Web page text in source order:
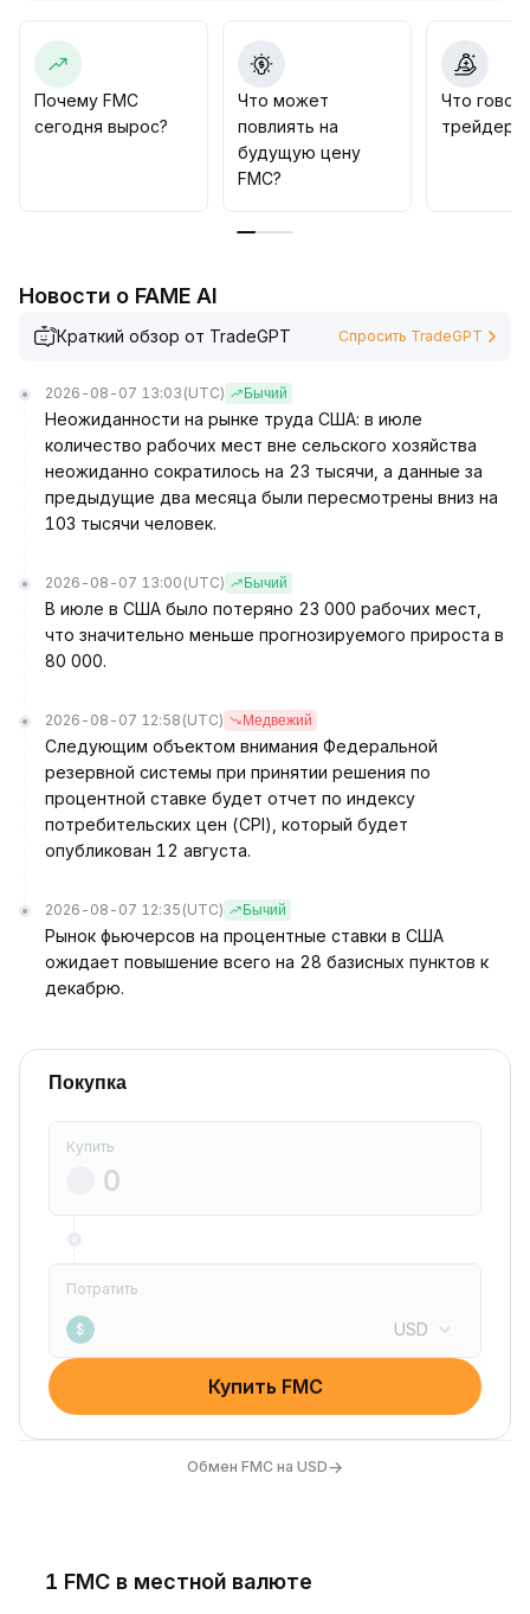
Рекомендуется инвесторам немедленно
пересмотреть структуру активов, поэтапно
осуществлять выход с приоритетом перевода
средств на контролируемые платформы или
внебиржевые каналы для снижения риска
принудительных сделок и спреда; краткосрочно
продолжит испытывать давление в диапазоне
Почему FMC
сегодня вырос?
Что может
повлиять на
будущую цену
FMC?
Что
трейдеры
Новости о FAME AI
Краткий обзор от TradeGPT Спросить TradeGPT
2026-08-07 13:03 (UTC) Бычий
Неожиданности на рынке труда США: в июле
количество рабочих мест вне сельского хозяйства
неожиданно сократилось на 23 тысячи, а данные за
предыдущие два месяца были пересмотрены вниз на
103 тысячи человек.
2026-08-07 13:00 (UTC) Бычий
В июле в США было потеряно 23 000 рабочих мест,
что значительно меньше прогнозируемого прироста в
80 000.
2026-08-07 12:58 (UTC) Медвежий
Следующим объектом внимания Федеральной
резервной системы при принятии решения по
процентной ставке будет отчет по индексу
потребительских цен (CPI), который будет
опубликован 12 августа.
2026-08-07 12:35 (UTC) Бычий
Рынок фьючерсов на процентные ставки в США
ожидает повышение всего на 28 базисных пунктов к
декабрю.
Покупка
Купить
Потратить
$ USD
Купить FMC
Обмен FMC на USD→
1 FMC в местной валюте